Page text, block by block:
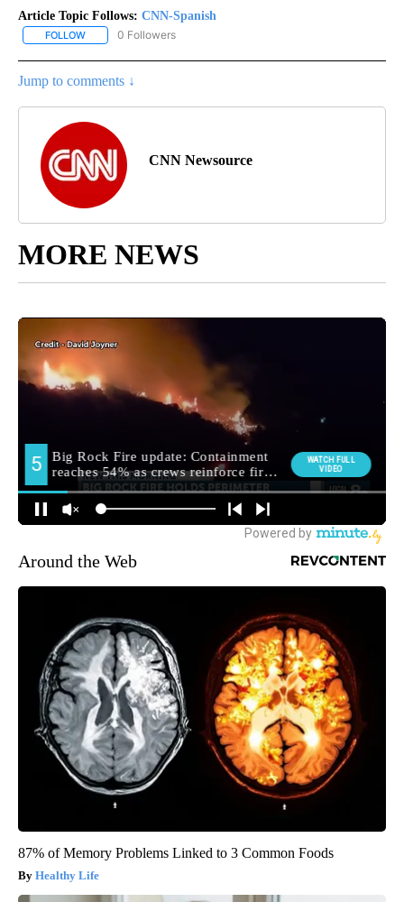
Article Topic Follows: CNN-Spanish
FOLLOW FOLLOW "CNN-SPANISH" TO RECEIVE NOTIFICATIONS ABOUT
0 Followers
Jump to comments ↓
CNN Newsource
MORE NEWS
Around the Web
87% of Memory Problems Linked to 3 Common Foods
Healthy Life